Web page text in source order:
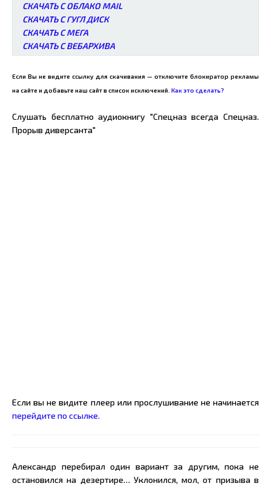
СКАЧАТЬ С ОБЛАКО MAIL
СКАЧАТЬ С ГУГЛ ДИСК
СКАЧАТЬ С МЕГА
СКАЧАТЬ С ВЕБАРХИВА
Если Вы не видите ссылку для скачивания — отключите блокиратор рекламы
на сайте и добавьте наш сайт в список исключений. Как это сделать?
Слушать бесплатно аудиокнигу "Спецназ всегда Спецназ.
Прорыв диверсанта"
Если вы не видите плеер или прослушивание не начинается
перейдите по ссылке.
Александр перебирал один вариант за другим, пока не
остановился на дезертире… Уклонился, мол, от призыва в